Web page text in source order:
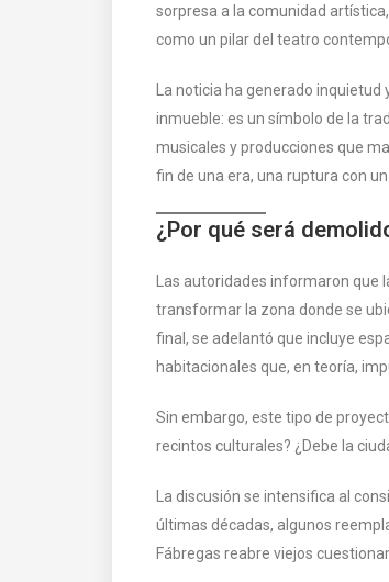
sorpresa a la comunidad
como un pilar del teatro
La noticia ha generado
inmueble: es un símbolo de la
musicales y producciones que
fin de una era, una ruptura con
¿Por qué será
Las autoridades informaron
transformar la zona donde se
final, se adelantó que incluye
habitacionales que, en teoría,
Sin embargo, este tipo de
recintos culturales? ¿Debe la
La discusión se intensifica al
últimas décadas, algunos
Fábregas reabre viejos